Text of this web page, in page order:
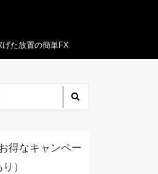
た放置の簡単FX
得なキャンペー
）